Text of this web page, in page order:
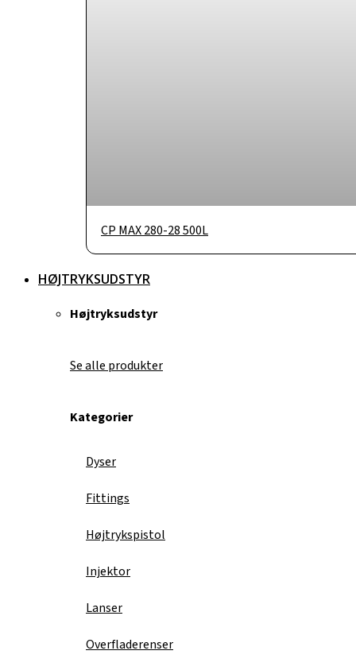
CP MAX 280-28 500L
HØJTRYKSUDSTYR
Højtryksudstyr
Se alle produkter
Kategorier
Dyser
Fittings
Højtrykspistol
Injektor
Lanser
Overfladerenser